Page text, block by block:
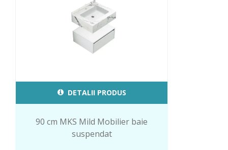
DETALII PRODUS
90 cm MKS Mild Mobilier baie
suspendat